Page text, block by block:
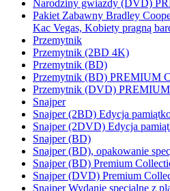
Narodziny gwiazdy (DVD)
Pakiet Zabawny Bradley
Kac Vegas, Kobiety pragną
Przemytnik
Przemytnik (2BD 4K)
Przemytnik (BD)
Przemytnik (BD) PREMIUM
Przemytnik (DVD)
Snajper
Snajper (2BD) Edycja
Snajper (2DVD) Edycja
Snajper (BD)
Snajper (BD), opakowanie
Snajper (BD) Premium
Snajper (DVD) Premium
Snajper Wydanie specjalne z